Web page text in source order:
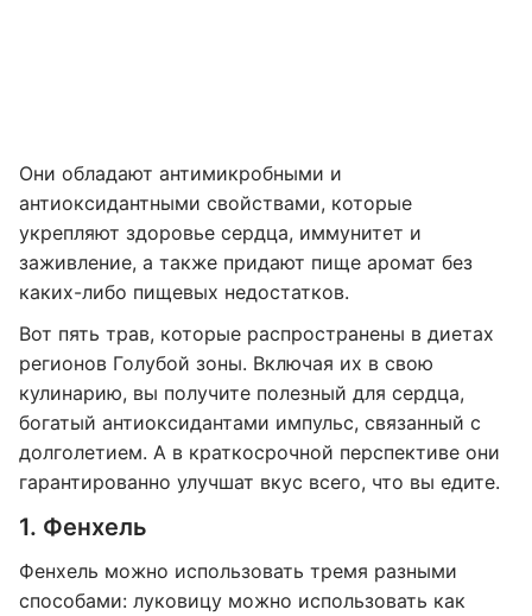
Они обладают антимикробными и
антиоксидантными свойствами, которые
укрепляют здоровье сердца, иммунитет и
заживление, а также придают пище аромат без
каких-либо пищевых недостатков.
Вот пять трав, которые распространены в диетах
регионов Голубой зоны. Включая их в свою
кулинарию, вы получите полезный для сердца,
богатый антиоксидантами импульс, связанный с
долголетием. А в краткосрочной перспективе они
гарантированно улучшат вкус всего, что вы едите.
1. Фенхель
Фенхель можно использовать тремя разными
способами: луковицу можно использовать как